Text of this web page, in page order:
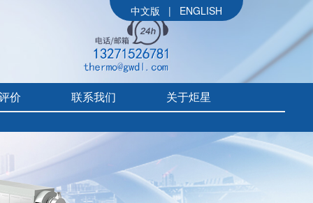
中文版 | ENGLISH
价 联系我们 关于炬星
参展信息
炬星大事记